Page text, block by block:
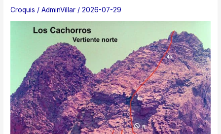
Croquis /AdminVillar /2026-07-29